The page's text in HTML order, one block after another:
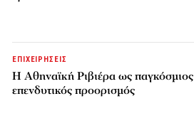
ΕΠΙΧΕΙΡΗΣΕΙΣ
Η Αθηναϊκή Ριβιέρα ως παγκόσμιος
επενδυτικός προορισμός